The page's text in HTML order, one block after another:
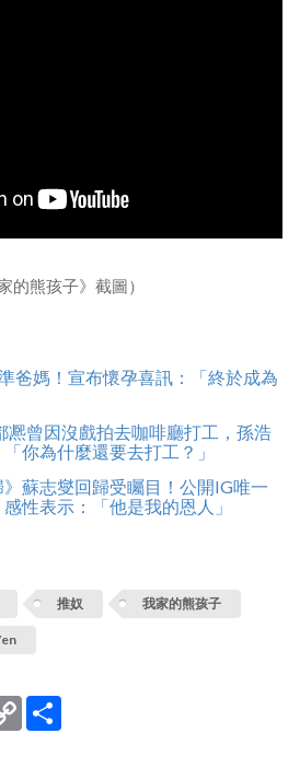
的熊孩子》截圖）
爸媽！宣布懷孕喜訊：「終於成為
凞曾因沒戲拍去咖啡廳打工，孫浩
你為什麼還要去打工？」
》蘇志燮回歸受矚目！公開IG唯一
性表示：「他是我的恩人」
推奴 我家的熊孩子
Copy
Link